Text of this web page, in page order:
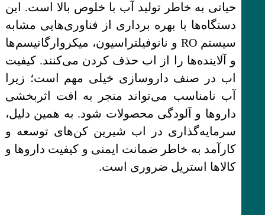
حیاتی به خاطر تولید آب با خلوص بالا است. این
دستگاه‌ها با بهره برداری از فناوری‌هایی مشابه
سیستم RO و نانوفیلتراسیون، میکروارگانیسم‌ها
و آلاینده‌ها را از اب حذف کردن می‌کنند. کیفیت
اب در صنف داروسازی خیلی مهم است؛ زیرا
آب نامناسب می‌تواند منجر به افت اثربخشی
داروها و آلودگی محصولات شود. به همین دلیل،
سرمایه‌گذاری در اب شیرین کن‌های توسعه و
کارآمد به خاطر ضمانت ایمنی و کیفیت داروها و
کالاها استریل ضروری است.